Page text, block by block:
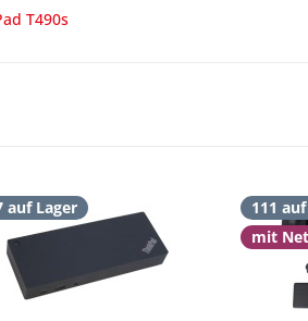
T490s
auf Lager
111
mit